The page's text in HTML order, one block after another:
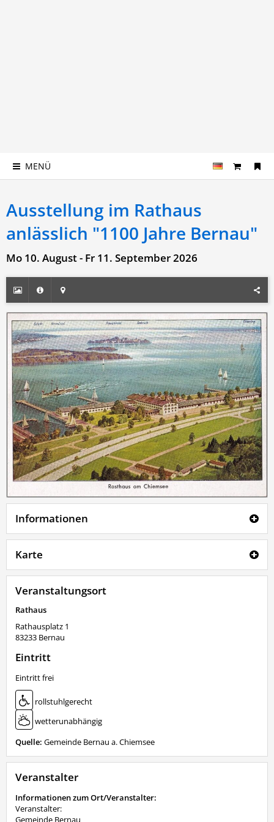
MENÜ
Ausstellung im Rathaus
anlässlich "1100 Jahre Bernau"
Mo 10. August - Fr 11. September 2026
Informationen
Karte
Veranstaltungsort
Rathaus
Rathausplatz 1
83233 Bernau
Eintritt
Eintritt frei
rollstuhlgerecht
wetterunabhängig
Quelle: Gemeinde Bernau a. Chiemsee
Veranstalter
Informationen zum Ort/Veranstalter:
Veranstalter:
Gemeinde Bernau